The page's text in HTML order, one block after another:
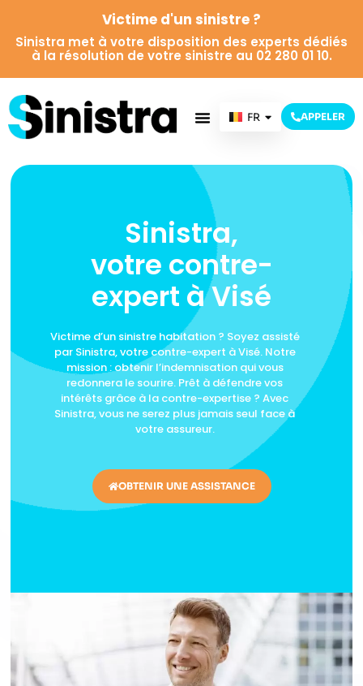
Victime d'un sinistre ?
Sinistra met à votre disposition des experts dédiés
à la résolution de votre sinistre au 02 280 01 10.
FR
NL APPELER
Sinistra,
votre contre-
expert à Visé
Victime d’un sinistre habitation ? Soyez assisté
par Sinistra, votre contre-expert à Visé. Notre
mission : obtenir l’indemnisation qui vous
redonnera le sourire. Prêt à défendre vos
intérêts grâce à la contre-expertise ? Avec
Sinistra, vous ne serez plus jamais seul face à
votre assureur.
OBTENIR UNE ASSISTANCE